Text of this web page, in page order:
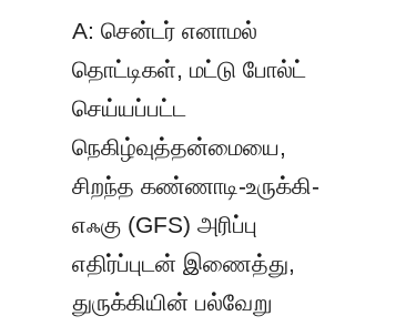
A: சென்டர் எனாமல்
தொட்டிகள், மட்டு போல்ட்
செய்யப்பட்ட
நெகிழ்வுத்தன்மையை,
சிறந்த கண்ணாடி-உருக்கி-
எஃகு (GFS) அரிப்பு
எதிர்ப்புடன் இணைத்து,
துருக்கியின் பல்வேறு